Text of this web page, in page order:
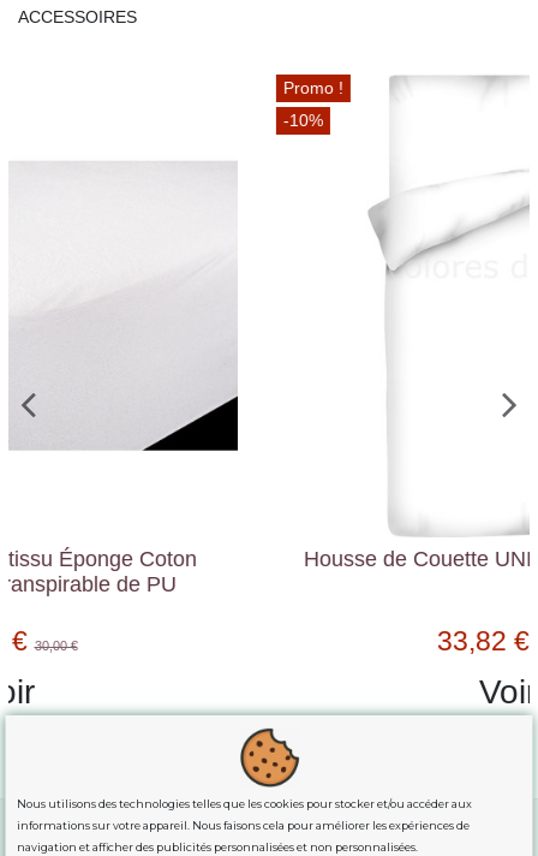
ACCESSOIRES
Housse de Couette UNI BLANC Pur Coton
Nous utilisons des technologies telles que les cookies pour stocker et/ou accéder aux
informations sur votre appareil. Nous faisons cela pour améliorer les expériences de
navigation et afficher des publicités personnalisées et non personnalisées.